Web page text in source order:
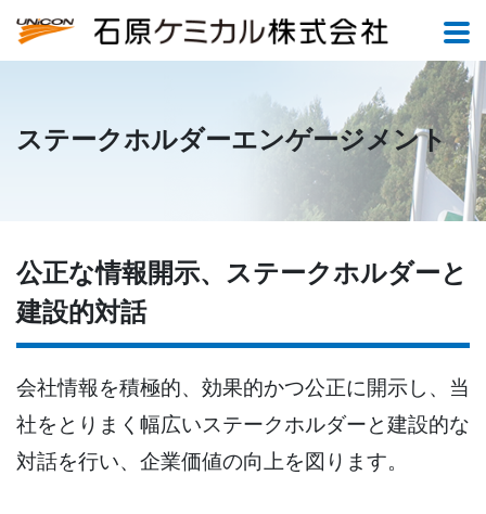
ステークホルダーエンゲージメント
公正な情報開示、ステークホルダーと
建設的対話
会社情報を積極的、効果的かつ公正に開示し、当
社をとりまく幅広いステークホルダーと建設的な
対話を行い、企業価値の向上を図ります。